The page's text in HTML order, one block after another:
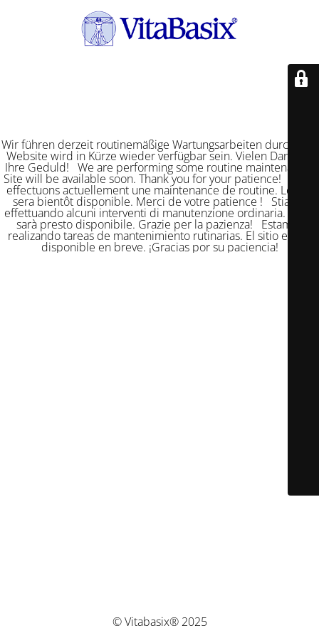
Wir führen derzeit routinemäßige Wartungsarbeiten durch. Die
Website wird in Kürze wieder verfügbar sein. Vielen Dank für
Ihre Geduld! We are performing some routine maintenance.
Site will be available soon. Thank you for your patience! Nous
effectuons actuellement une maintenance de routine. Le site
sera bientôt disponible. Merci de votre patience ! Stiamo
effettuando alcuni interventi di manutenzione ordinaria. Il sito
sarà presto disponibile. Grazie per la pazienza! Estamos
realizando tareas de mantenimiento rutinarias. El sitio estará
disponible en breve. ¡Gracias por su paciencia!
© Vitabasix® 2025